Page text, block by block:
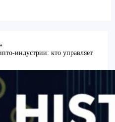
индустрии: кто управляет